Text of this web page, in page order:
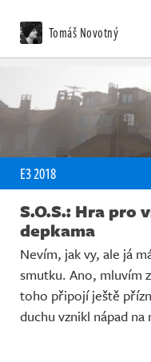
Tomáš Novotný
E3 2018
S.O.S.: Hra pro
depkama
Nevím, jak vy, ale já
smutku. Ano, mluvím
toho připojí ještě
duchu vznikl nápad